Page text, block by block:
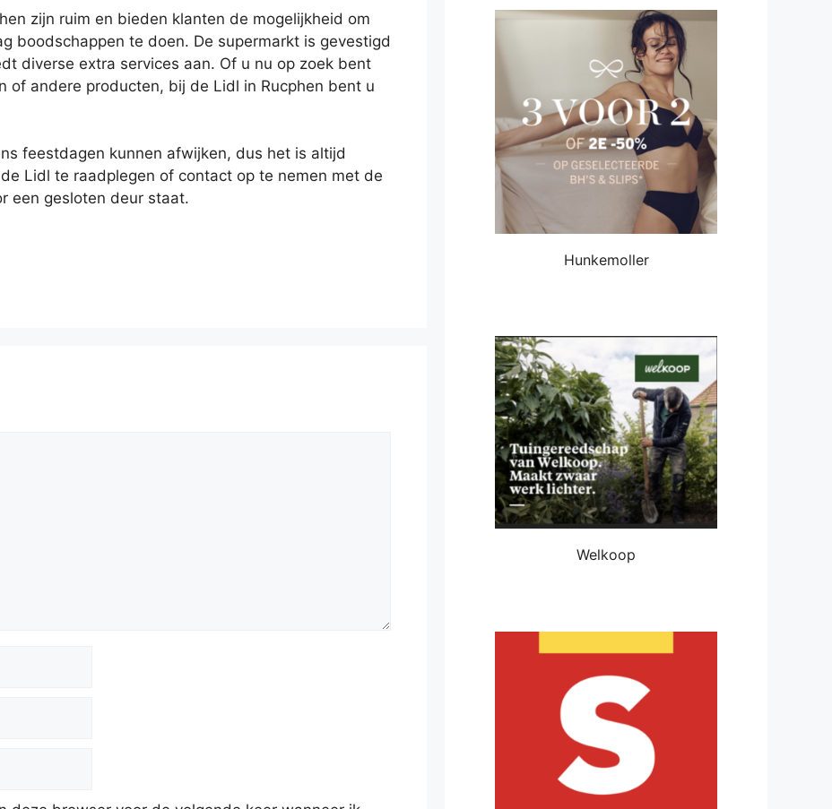
zijn ruim en bieden klanten de mogelijkheid om
boodschappen te doen. De supermarkt is gevestigd
diverse extra services aan. Of u nu op zoek bent
of andere producten, bij de Lidl in Rucphen bent u
feestdagen kunnen afwijken, dus het is altijd
Lidl te raadplegen of contact op te nemen met de
een gesloten deur staat.
Hunkemoller
Welkoop